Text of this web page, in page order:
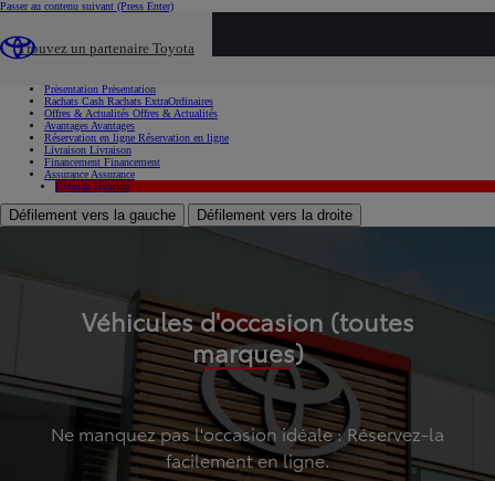
Passer au contenu suivant (Press Enter)
Trouvez un partenaire Toyota
Présentation Présentation
Rachats Cash Rachats ExtraOrdinaires
Offres & Actualités Offres & Actualités
Avantages Avantages
Réservation en ligne Réservation en ligne
Livraison Livraison
Financement Financement
Assurance Assurance
Hybride Hybride
Défilement vers la gauche Défilement vers la droite
Véhicules d'occasion (toutes
marques)
Ne manquez pas l'occasion idéale : Réservez-la
facilement en ligne.